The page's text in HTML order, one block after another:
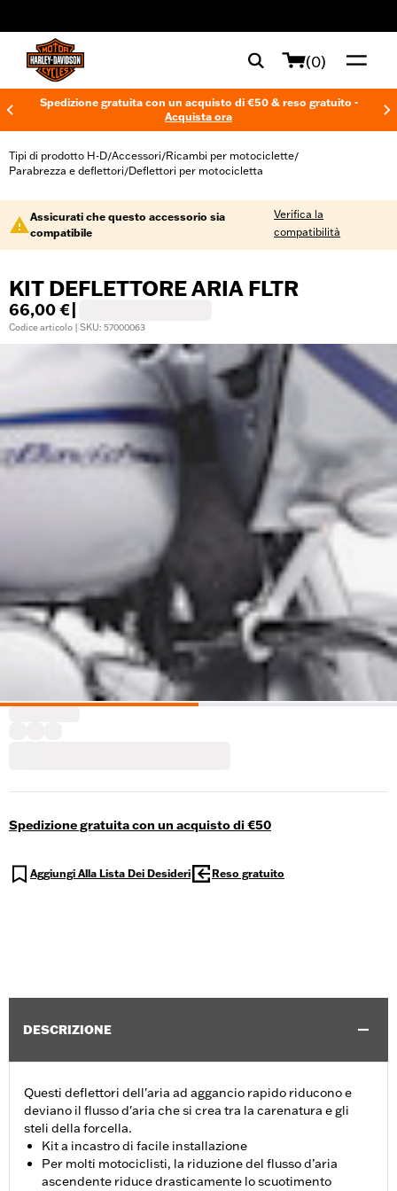
(0)
Spedizione gratuita con un acquisto di €50 & reso gratuito -
Acquista ora
Tipi di prodotto H-D/Accessori/Ricambi per motociclette/
Parabrezza e deflettori/Deflettori per motocicletta
Assicurati che questo accessorio sia
compatibile
Verifica la
compatibilità
KIT DEFLETTORE ARIA FLTR
66,00 €
Codice articolo | SKU: 57000063
Spedizione gratuita con un acquisto di €50
Aggiungi Alla Lista Dei Desideri Reso gratuito
DESCRIZIONE
Questi deflettori dell'aria ad aggancio rapido riducono e
deviano il flusso d'aria che si crea tra la carenatura e gli
steli della forcella.
Kit a incastro di facile installazione
Per molti motociclisti, la riduzione del flusso d’aria
ascendente riduce drasticamente lo scuotimento